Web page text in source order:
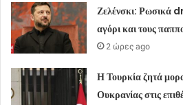
Ζελένσκι: Ρωσικά
αγόρι και τους
2 ώρες ago
Η Τουρκία ζητά
Ουκρανίας στις